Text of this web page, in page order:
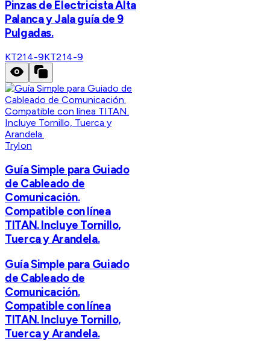
Pinzas de Electricista Alta
Palanca y Jala guía de 9
Pulgadas.
KT214-9KT214-9
Trylon
Guía Simple para Guiado
de Cableado de
Comunicación.
Compatible con línea
TITAN. Incluye Tornillo,
Tuerca y Arandela.
Guía Simple para Guiado
de Cableado de
Comunicación.
Compatible con línea
TITAN. Incluye Tornillo,
Tuerca y Arandela.